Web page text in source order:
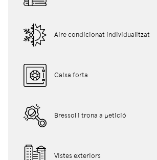
Aire condicionat individualitzat
Caixa forta
Bressol i trona a petició
Vistes exteriors